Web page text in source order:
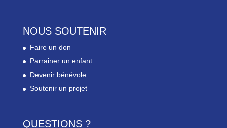
NOUS SOUTENIR
Faire un don
Parrainer un enfant
Devenir bénévole
Soutenir un projet
QUESTIONS ?